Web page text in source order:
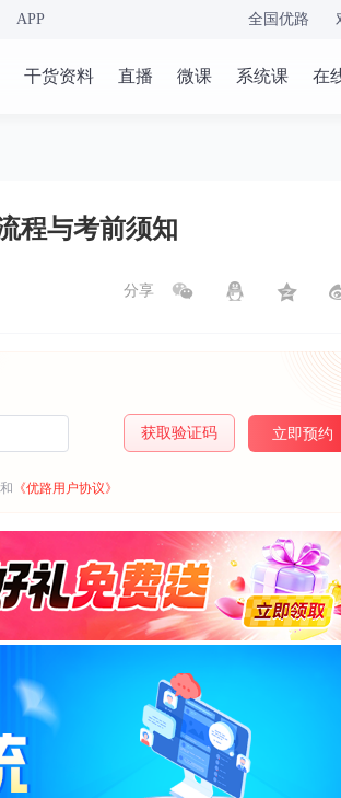
APP 全国优路
干货资料 直播 微课 系统课 在
程与考前须知
分享
获取验证码 立即预约
和 《优路用户协议》